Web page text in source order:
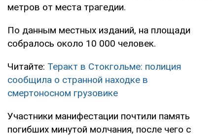
метров от места трагедии.
По данным местных изданий, на площади
собралось около 10 000 человек.
Читайте: Теракт в Стокгольме: полиция
сообщила о странной находке в
смертоносном грузовике
Участники манифестации почтили память
погибших минутой молчания, после чего с